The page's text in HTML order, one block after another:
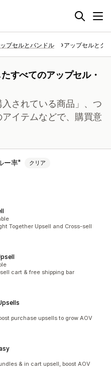
プセルとバンドル アップセルとク
すべてのアップセル・
入されている商品」、つ
イテムなどで、購買意
ー率 クリア
Together Upsell and Cross-sell
cart & free shipping bar
purchase upsells to grow AOV
& in cart upsell, boost AOV